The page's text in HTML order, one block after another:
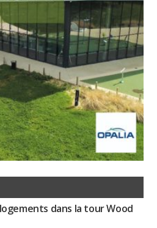
dans la tour Wood